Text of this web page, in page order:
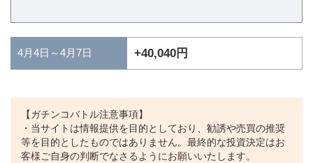
4月4日～4月7日 +40,040円
【ガチンコバトル注意事項】
・当サイトは情報提供を目的としており、勧誘や売買の推奨
等を目的としたものではありません。最終的な投資決定はお
客様ご自身の判断でなさるようにお願いいたします。